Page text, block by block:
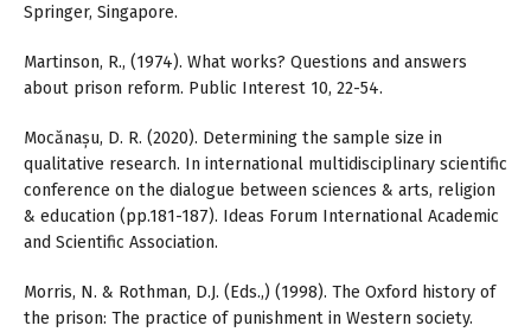
Springer, Singapore.
Martinson, R., (1974). What works? Questions and answers
about prison reform. Public Interest 10, 22-54.
Mocănașu, D. R. (2020). Determining the sample size in
qualitative research. In international multidisciplinary scientific
conference on the dialogue between sciences & arts, religion
& education (pp.181-187). Ideas Forum International Academic
and Scientific Association.
Morris, N. & Rothman, D.J. (Eds.,) (1998). The Oxford history of
the prison: The practice of punishment in Western society.